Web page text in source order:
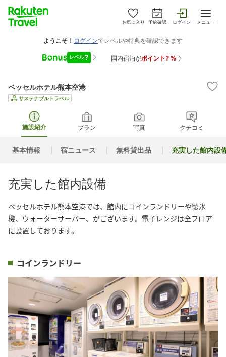
お気に入り 予約確認 ログイン メニュー
ベッセルホテル熊本空港
サステナブルトラベル
施設紹介 プラン 写真 クチコミ
基本情報 宿ニュース 無料貸出品 充実した館内設
充実した館内設備
ベッセルホテル熊本空港では、館内にコインランドリーや製氷
機、ウォーターサーバー、がございます。電子レンジは全フロア
コインランドリー